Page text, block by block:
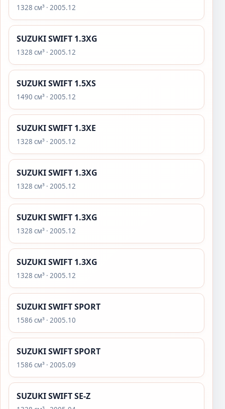
1328 см³ · 2005.12
SUZUKI SWIFT 1.3XG
1328 см³ · 2005.12
SUZUKI SWIFT 1.5XS
1490 см³ · 2005.12
SUZUKI SWIFT 1.3XE
1328 см³ · 2005.12
SUZUKI SWIFT 1.3XG
1328 см³ · 2005.12
SUZUKI SWIFT 1.3XG
1328 см³ · 2005.12
SUZUKI SWIFT 1.3XG
1328 см³ · 2005.12
SUZUKI SWIFT SPORT
1586 см³ · 2005.10
SUZUKI SWIFT SPORT
1586 см³ · 2005.09
SUZUKI SWIFT SE-Z